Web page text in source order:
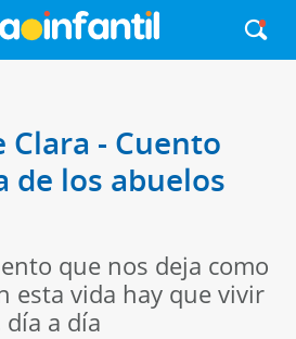
Clara - Cuento
de los abuelos
que nos deja como
esta vida hay que vivir
a día